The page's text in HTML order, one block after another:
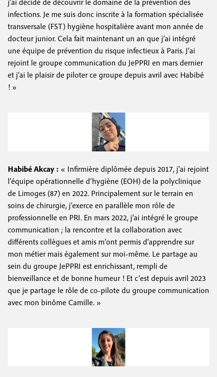
infections. Je me suis donc inscrite à la formation spécialisée
transversale (FST) hygiène hospitalière avant mon année de
docteur junior. Cela fait maintenant un an que j’ai intégré
une équipe de prévention du risque infectieux à Paris. J’ai
rejoint le groupe communication du JePPRI en mars dernier
et j’ai le plaisir de piloter ce groupe depuis avril avec Habibé
! »
Habibé Akcay : « Infirmière diplômée depuis 2017, j’ai rejoint
l’équipe opérationnelle d’hygiène (EOH) de la polyclinique
de Limoges (87) en 2022. Principalement sur le terrain en
soins de chirurgie, j’exerce en parallèle mon rôle de
professionnelle en PRI. En mars 2022, j’ai intégré le groupe
communication ; la rencontre et la collaboration avec
différents collègues et amis m’ont permis d’apprendre sur
mon métier mais également sur moi-même. Le partage au
sein du groupe JePPRI est enrichissant, rempli de
bienveillance et de bonne humeur ! Et c’est depuis avril 2023
que je partage le rôle de co-pilote du groupe communication
avec mon binôme Camille. »